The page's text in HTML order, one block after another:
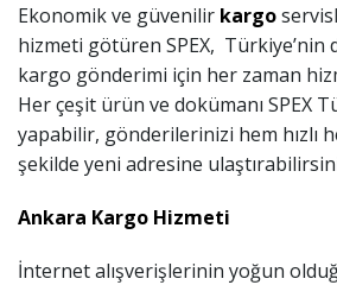
Ekonomik ve güvenilir kargo
hizmeti götüren SPEX, Türkiye’nin
kargo gönderimi için her zaman
Her çeşit ürün ve dokümanı SPEX
yapabilir, gönderilerinizi hem hızlı
şekilde yeni adresine
Ankara Kargo Hizmeti
İnternet alışverişlerinin yoğun